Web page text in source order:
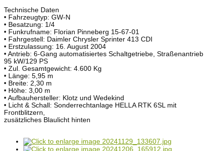
Technische Daten
• Fahrzeugtyp: GW-N
• Besatzung: 1/4
• Funkrufname: Florian Pinneberg 15-67-01
• Fahrgestell: Daimler Chrysler Sprinter 413 CDI
• Erstzulassung: 16. August 2004
• Antrieb: 6-Gang automatisiertes Schaltgetriebe, Straßenantrieb
95 kW/129 PS
• Zul. Gesamtgewicht: 4.600 Kg
• Länge: 5,95 m
• Breite: 2,30 m
• Höhe: 3,00 m
• Aufbauhersteller: Klotz und Wedekind
• Licht & Schall: Sonderrechtanlage HELLA RTK 6SL mit
Frontblitzern,
zusätzliches Blaulicht hinten